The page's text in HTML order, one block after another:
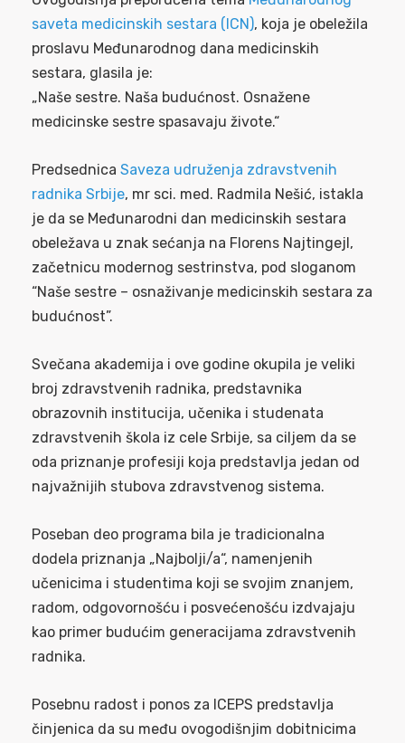
saveta medicinskih sestara (ICN), koja je obeležila
proslavu Međunarodnog dana medicinskih
sestara, glasila je:
„Naše sestre. Naša budućnost. Osnažene
medicinske sestre spasavaju živote.“
Predsednica Saveza udruženja zdravstvenih
radnika Srbije, mr sci. med. Radmila Nešić, istakla
je da se Međunarodni dan medicinskih sestara
obeležava u znak sećanja na Florens Najtingejl,
začetnicu modernog sestrinstva, pod sloganom
“Naše sestre – osnaživanje medicinskih sestara za
budućnost”.
Svečana akademija i ove godine okupila je veliki
broj zdravstvenih radnika, predstavnika
obrazovnih institucija, učenika i studenata
zdravstvenih škola iz cele Srbije, sa ciljem da se
oda priznanje profesiji koja predstavlja jedan od
najvažnijih stubova zdravstvenog sistema.
Poseban deo programa bila je tradicionalna
dodela priznanja „Najbolji/a“, namenjenih
učenicima i studentima koji se svojim znanjem,
radom, odgovornošću i posvećenošću izdvajaju
kao primer budućim generacijama zdravstvenih
radnika.
Posebnu radost i ponos za ICEPS predstavlja
činjenica da su među ovogodišnjim dobitnicima